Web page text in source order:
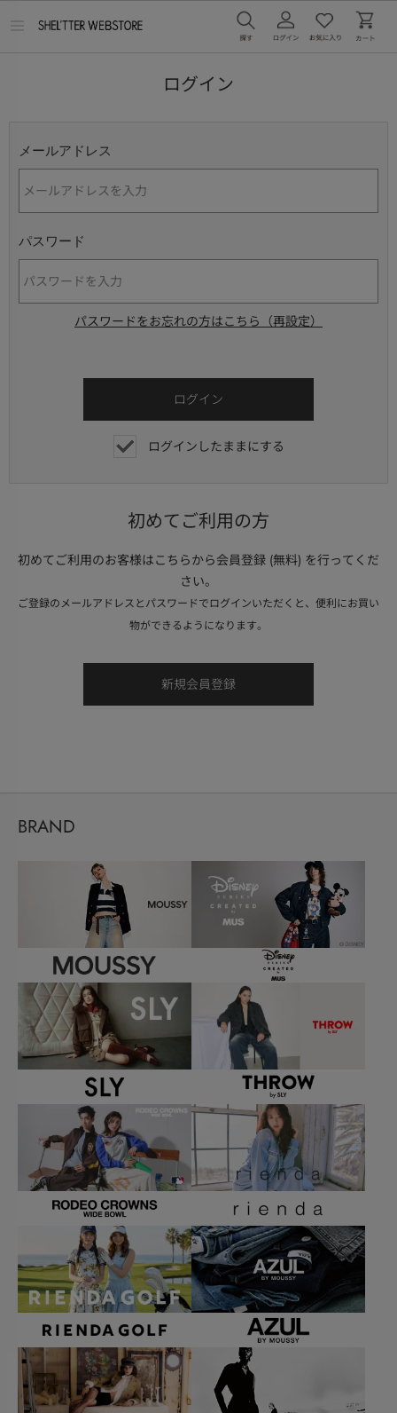
ログイン
メールアドレス
パスワード
パスワードをお忘れの方はこちら（再設定）
ログインしたままにする
初めてご利用の方
初めてご利用のお客様はこちらから会員登録 (無料) を行ってくだ
さい。
ご登録のメールアドレスとパスワードでログインいただくと、便利にお買い
物ができるようになります。
BRAND